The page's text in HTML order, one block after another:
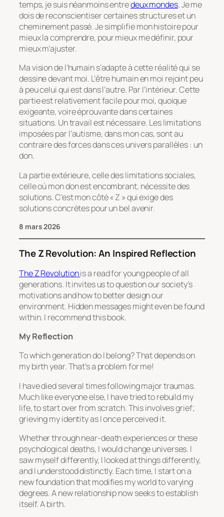
temps, je suis néanmoins entredeux mondes. Je me
dois de reconscientiser certaines structures et un
cheminement passé. Je simplifie mon histoire pour
mieux la comprendre, pour mieux me définir, pour
mieux m’ajuster.
Ma vision de l’humain s’adapte à cette réalité qui se
dessine devant moi. L’être humain en moi rejoint peu
à peu celui qui est dans l’autre. Par l’intérieur. Cette
partie est relativement facile pour moi, quoique
exigeante, voire éprouvante dans certaines
situations. Un travail est nécessaire. Les limitations
imposées par l’autisme, dans mon cas, sont au
contraire des forces dans ces univers parallèles : un
don.
La partie extérieure, celle des limitations sociales,
celle où mon don est encombrant, nécessite des
solutions. C’est mon côté « Z » qui exige des
solutions concrètes pour un bel avenir.
8 mars 2026
The Z Revolution: An Inspired Reflection
The Z Revolutionis a read for young people of all
generations. It invites us to question our society’s
motivations and how to better design our
environment. Hidden messages might even be found
within. I recommend this book.
My Reflection
To which generation do I belong? That depends on
my birth year. That’s a problem for me!
I have died several times following major traumas.
Much like everyone else, I have tried to rebuild my
life, to start over from scratch. This involves grief;
grieving my identity as I once perceived it.
Whether through near-death experiences or these
psychological deaths, I would change universes. I
saw myself differently, I looked at things differently,
and I understood distinctly. Each time, I start on a
new foundation that modifies my world to varying
degrees. A new relationship now seeks to establish
itself. A birth.